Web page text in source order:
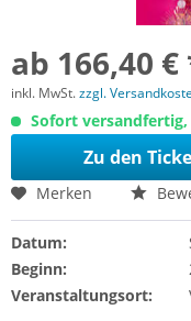
ab 166,40 €
inkl. MwSt.zzgl.
Sofort
Zu den
Merken
Datum:
Beginn:
Veranstaltungsort: